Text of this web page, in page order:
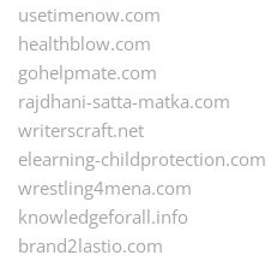
usetimenow.com
healthblow.com
gohelpmate.com
rajdhani-satta-matka.com
writerscraft.net
elearning-childprotection.com
wrestling4mena.com
knowledgeforall.info
brand2lastio.com